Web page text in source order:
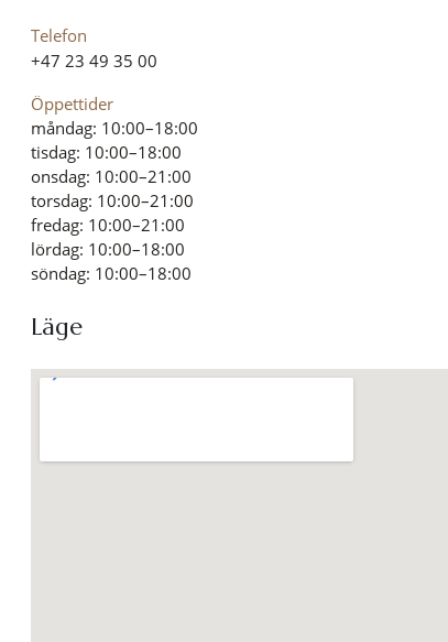
Telefon
+47 23 49 35 00
Öppettider
måndag: 10:00–18:00
tisdag: 10:00–18:00
onsdag: 10:00–21:00
torsdag: 10:00–21:00
fredag: 10:00–21:00
lördag: 10:00–18:00
söndag: 10:00–18:00
Läge